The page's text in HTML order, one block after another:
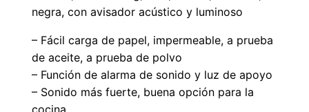
negra, con avisador acústico y luminoso
– Fácil carga de papel, impermeable, a prueba
de aceite, a prueba de polvo
– Función de alarma de sonido y luz de apoyo
– Sonido más fuerte, buena opción para la